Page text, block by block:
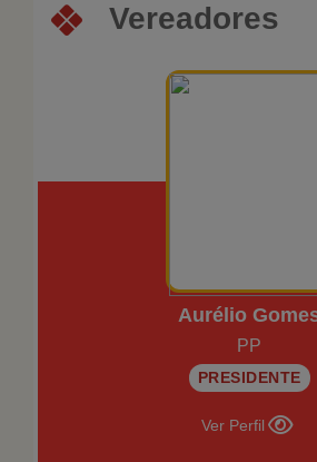
Vereadores
Aurélio
PP
PRESIDENTE
Ver Perfil